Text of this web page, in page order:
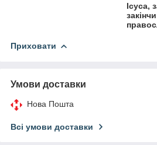
Ісуса,
Приховати
Умови доставки
Нова Пошта
Всі умови доставки